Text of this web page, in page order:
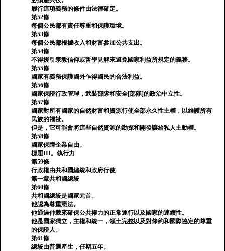
履行這項義務的條件由法律確定。
第52條
每個公民都有責任尊重和保護環境。
第53條
每個公民都根據收入和財富參加公共支出。
第54條
不得援引宗教信仰或哲學見解來避免國家利益所規定的義務。
第55條
國家有義務保護國外乍得國民的合法利益。
第56條
國家保證行政管理，武裝部隊和安全[部隊]的政治中立性。
第57條
國家對所有國家的自然財富和資源行使全部永久性主權，以維護所有
民族的福祉。
但是，它可能會將這些自然資源的勘探和開發讓給私人主動權。
第58條
國家保障企業自由。
標題III。執行力
第59條
行政權由共和國總統和政府行使
第一章共和國總統
第60條
共和國總統是國家元首。
他認為尊重憲法。
他通過仲裁來確保公共權力的正常運行以及國家的連續性。
他是國家獨立，主權和統一，領土完整以及對條約和國際協定的尊重
的保證人。
第61條
總統由普選產生，任期五年。